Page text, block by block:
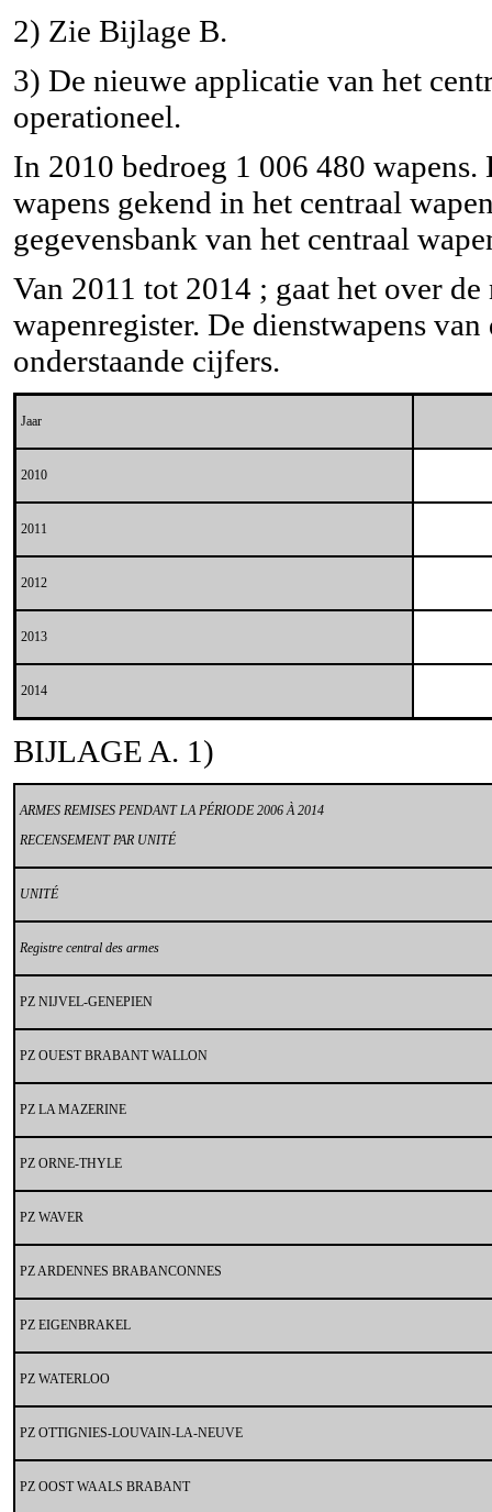
2) Zie Bijlage B.
3) De nieuwe applicatie van het
operationeel.
In 2010 bedroeg 1 006 480
wapens gekend in het centraal
gegevensbank van het centraal
Van 2011 tot 2014 ; gaat het over
wapenregister. De dienstwapens
onderstaande cijfers.
Jaar
2010
2011
2012
2013
2014
BIJLAGE A. 1)
ARMES REMISES PENDANT LA PÉRIODE 2006 À 2014
RECENSEMENT PAR UNITÉ
UNITÉ
Registre central des armes
PZ NIJVEL-GENEPIEN
PZ OUEST BRABANT WALLON
PZ LA MAZERINE
PZ ORNE-THYLE
PZ WAVER
PZ ARDENNES BRABANCONNES
PZ EIGENBRAKEL
PZ WATERLOO
PZ OTTIGNIES-LOUVAIN-LA-NEUVE
PZ OOST WAALS BRABANT